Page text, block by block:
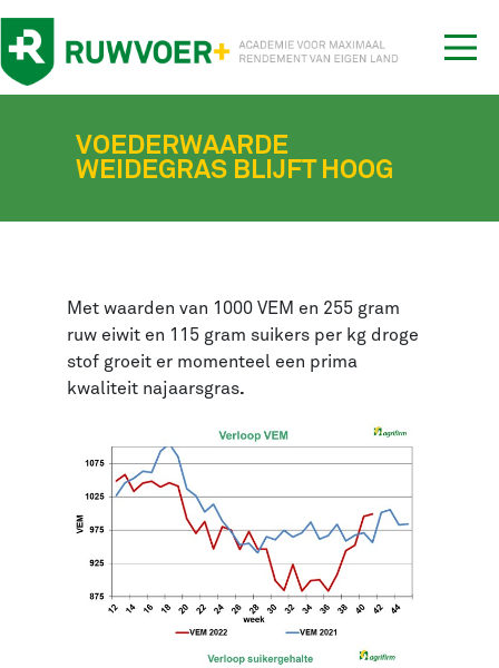
VOEDERWAARDE
WEIDEGRAS BLIJFT HOOG
Met waarden van 1000 VEM en 255 gram
ruw eiwit en 115 gram suikers per kg droge
stof groeit er momenteel een prima
kwaliteit najaarsgras.